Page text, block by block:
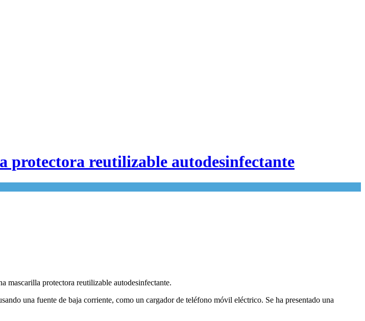
protectora reutilizable autodesinfectante
mascarilla protectora reutilizable autodesinfectante.
una fuente de baja corriente, como un cargador de teléfono móvil eléctrico. Se ha presentado una